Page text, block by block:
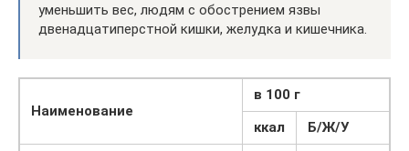
уменьшить вес, людям с обострением язвы
двенадцатиперстной кишки, желудка и кишечника.
Наименование
в 100 г
ккал
Б/Ж/У